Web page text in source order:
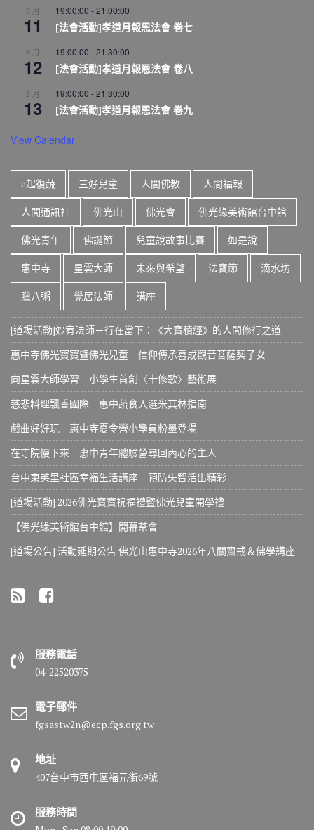
8 月
11
19:00:00 -21:00:00
[法會活動]孝道月報恩法會 卷七
8 月
12
19:00:00 -21:30:00
[法會活動]孝道月報恩法會 卷八
8 月
13
19:00:00 -21:30:00
[法會活動]孝道月報恩法會 卷九
View Calendar
e起復蔬 三好兒童 人間佛教 人間福報
人間通訊社 佛光山 佛光會 佛光緣美術館台中館
佛光青年 佛誕節 兒童說故事比賽 如是說
惠中寺 星雲大師 未來與希望 法寶節 滴水坊
臘八粥 覺居法師 講座
[道場活動]妙宥法師－行在當下：《大寶積經》的人間修行之道
惠中寺佛光寶寶暨佛光兒童 信仰傳承喜成觀音菩薩契子女
向星雲大師學習 小學生首創〈十修歌〉藝術展
慈悲料理飄香國際 惠中蔬食入選米其林指南
戲曲好好玩 惠中寺夏令營小學員粉墨登場
在寺院慢下來 惠中青年體驗營尋回內心的主人
台中東英里社區幸福生活講座 預防失智活出精彩
[道場活動] 2026佛光寶寶祝福禮暨佛光兒童開學禮
【佛光緣美術館台中館】開幕茶會
[道場公告] 活動延期公告 佛光山惠中寺2026年八關齋戒＆佛學講座
服務電話
04-22520375
電子郵件
fgsastw2n@ecp.fgs.org.tw
地址
407台中市西屯區福元街69號
服務時間